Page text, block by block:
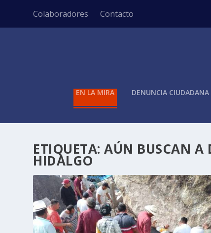
Colaboradores Contacto
EN LA MIRA DENUNCIA CIUDADANA
ETIQUETA:AÚN BUSCAN A
HIDALGO